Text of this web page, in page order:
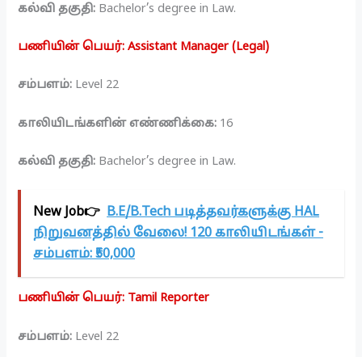
கல்வி தகுதி: Bachelor’s degree in Law.
பணியின் பெயர்: Assistant Manager (Legal)
சம்பளம்: Level 22
காலியிடங்களின் எண்ணிக்கை: 16
கல்வி தகுதி: Bachelor’s degree in Law.
New Job👉 B.E/B.Tech படித்தவர்களுக்கு HAL
நிறுவனத்தில் வேலை! 120 காலியிடங்கள் -
சம்பளம்: ₹50,000
பணியின் பெயர்: Tamil Reporter
சம்பளம்: Level 22